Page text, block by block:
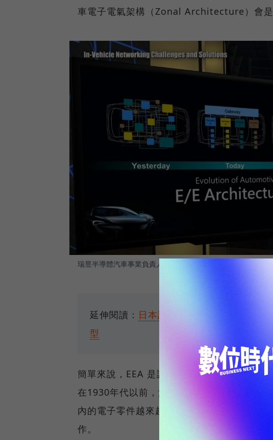
車電子電氣架構（Zonal Architecture）會是
瑞昱半導體汽車事業負責人Albert Kuo認為，汽車產業正在經
延伸閱讀： 日本訂出棄油改電大限，名古
型
簡單來說，EEA 是讓一輛汽車內，所有電子
在1930年代以前，汽車內沒有任何電子零件
內的電子零件越來越多，像是動力系統、車
作。